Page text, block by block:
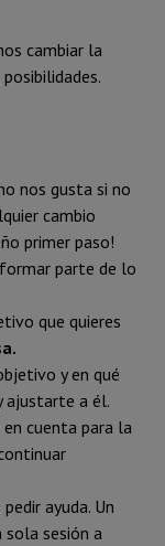
cambiar la
nos gusta si no
cambio
primer paso!
parte de lo
que quieres
y en qué
ajustarte a él.
cuenta para la
ayuda. Un
sola sesión a